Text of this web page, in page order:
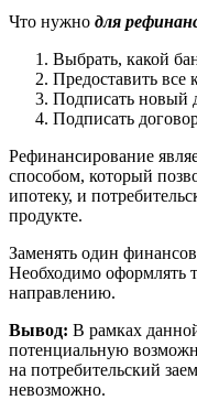
Что нужно для
Выбрать, какой
Предоставить все
Подписать новый
Подписать
Рефинансирование
способом, который
ипотеку, и
продукте.
Заменять один
Необходимо оформлять
направлению.
Вывод: В рамках
потенциальную
на потребительский
невозможно.